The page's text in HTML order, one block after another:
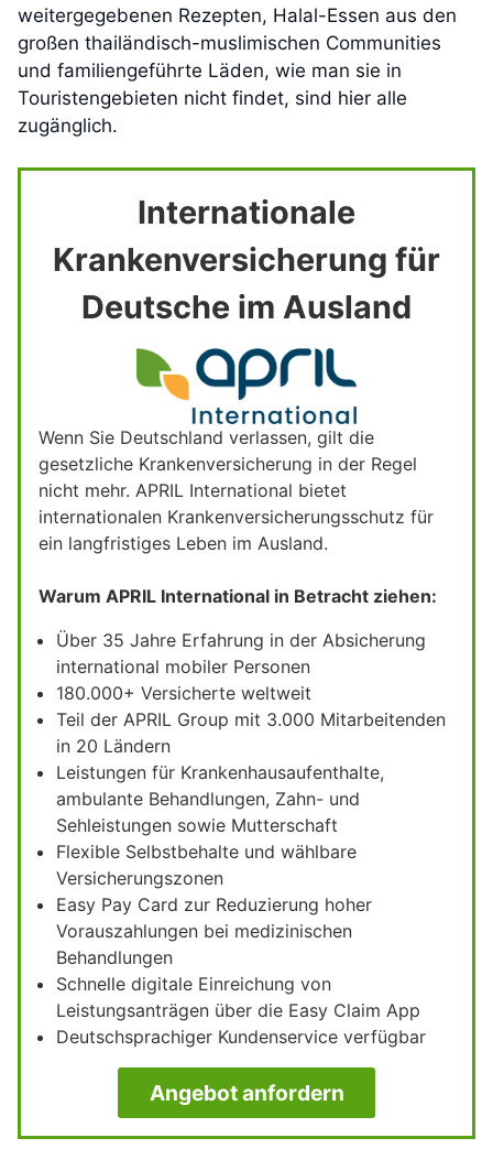
weitergegebenen Rezepten, Halal-Essen aus den
großen thailändisch-muslimischen Communities
und familiengeführte Läden, wie man sie in
Touristengebieten nicht findet, sind hier alle
zugänglich.
Internationale
Krankenversicherung für
Deutsche im Ausland
Wenn Sie Deutschland verlassen, gilt die
gesetzliche Krankenversicherung in der Regel
nicht mehr. APRIL International bietet
internationalen Krankenversicherungsschutz für
ein langfristiges Leben im Ausland.
Warum APRIL International in Betracht ziehen:
Über 35 Jahre Erfahrung in der Absicherung
international mobiler Personen
180.000+ Versicherte weltweit
Teil der APRIL Group mit 3.000 Mitarbeitenden
in 20 Ländern
Leistungen für Krankenhausaufenthalte,
ambulante Behandlungen, Zahn- und
Sehleistungen sowie Mutterschaft
Flexible Selbstbehalte und wählbare
Versicherungszonen
Easy Pay Card zur Reduzierung hoher
Vorauszahlungen bei medizinischen
Behandlungen
Schnelle digitale Einreichung von
Leistungsanträgen über die Easy Claim App
Deutschsprachiger Kundenservice verfügbar
Angebot anfordern